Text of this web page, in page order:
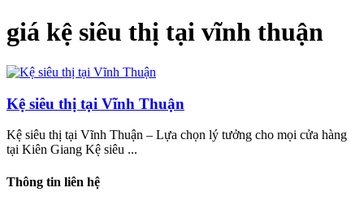
giá kệ siêu thị tại vĩnh thuận
Kệ siêu thị tại Vĩnh Thuận
Kệ siêu thị tại Vĩnh Thuận – Lựa chọn lý tưởng cho mọi cửa hàng
tại Kiên Giang Kệ siêu ...
Thông tin liên hệ